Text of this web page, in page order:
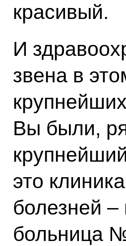
красивый.
И
звена в
Вы были,
это
болезней
больница